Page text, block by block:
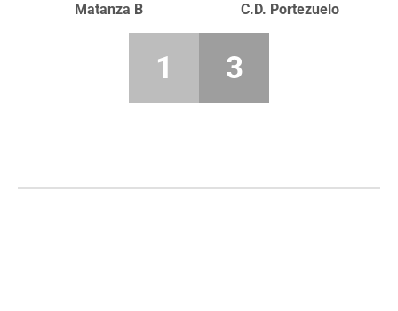
Matanza B C.D. Portezuelo
1 3